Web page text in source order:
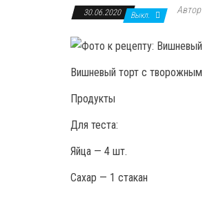
30.06.2020 Выкл. Автор
Вишневый торт с
Продукты
Для теста:
Яйца — 4 шт.
Сахар — 1 стакан